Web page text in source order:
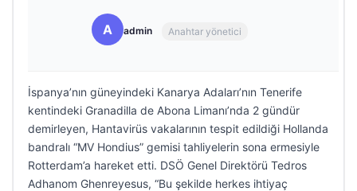
A admin Anahtar yönetici
İspanya’nın güneyindeki Kanarya Adaları’nın Tenerife
kentindeki Granadilla de Abona Limanı’nda 2 gündür
demirleyen, Hantavirüs vakalarının tespit edildiği Hollanda
bandralı “MV Hondius” gemisi tahliyelerin sona ermesiyle
Rotterdam’a hareket etti. DSÖ Genel Direktörü Tedros
Adhanom Ghenreyesus, “Bu şekilde herkes ihtiyaç